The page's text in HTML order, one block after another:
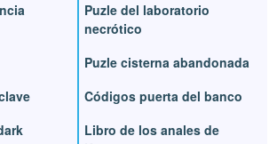
Puzle del laboratorio
necrótico
Puzle cisterna abandonada
Códigos puerta del banco
Libro de los anales de